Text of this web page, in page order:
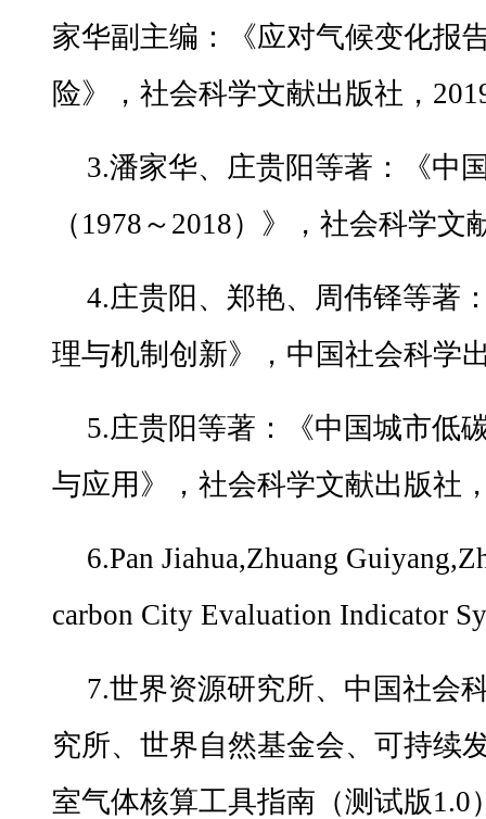
家华副主编：《应对气候变化报
险》，社会科学文献出版社，
3.潘家华、庄贵阳等著：《中
（1978～2018）》，社会科学文
4.庄贵阳、郑艳、周伟铎等著
理与机制创新》，中国社会科学
5.庄贵阳等著：《中国城市低
与应用》，社会科学文献出版社
6.Pan Jiahua,Zhuang
carbon City Evaluation Indicator
7.世界资源研究所、中国社会
究所、世界自然基金会、可持续
室气体核算工具指南（测试版1.0